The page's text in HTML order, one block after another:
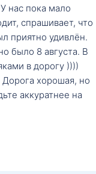
нас пока мало
спрашивает, что
приятно удивлён.
было 8 августа. В
в дорогу ))))
хорошая, но
аккуратнее на